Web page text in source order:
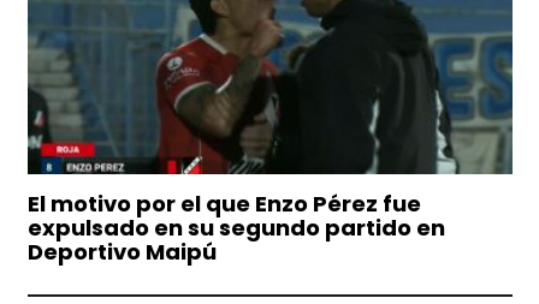
El motivo por el que Enzo Pérez fue
expulsado en su segundo partido en
Deportivo Maipú